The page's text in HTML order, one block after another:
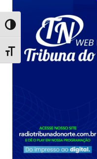
Toggle High Contrast
Toggle Font size